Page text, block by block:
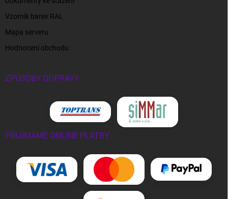
Vzorník barev RAL
Mapa serveru
Hodnocení obchodu
ZPŮSOBY DOPRAVY
PŘIJÍMÁME ONLINE PLATBY